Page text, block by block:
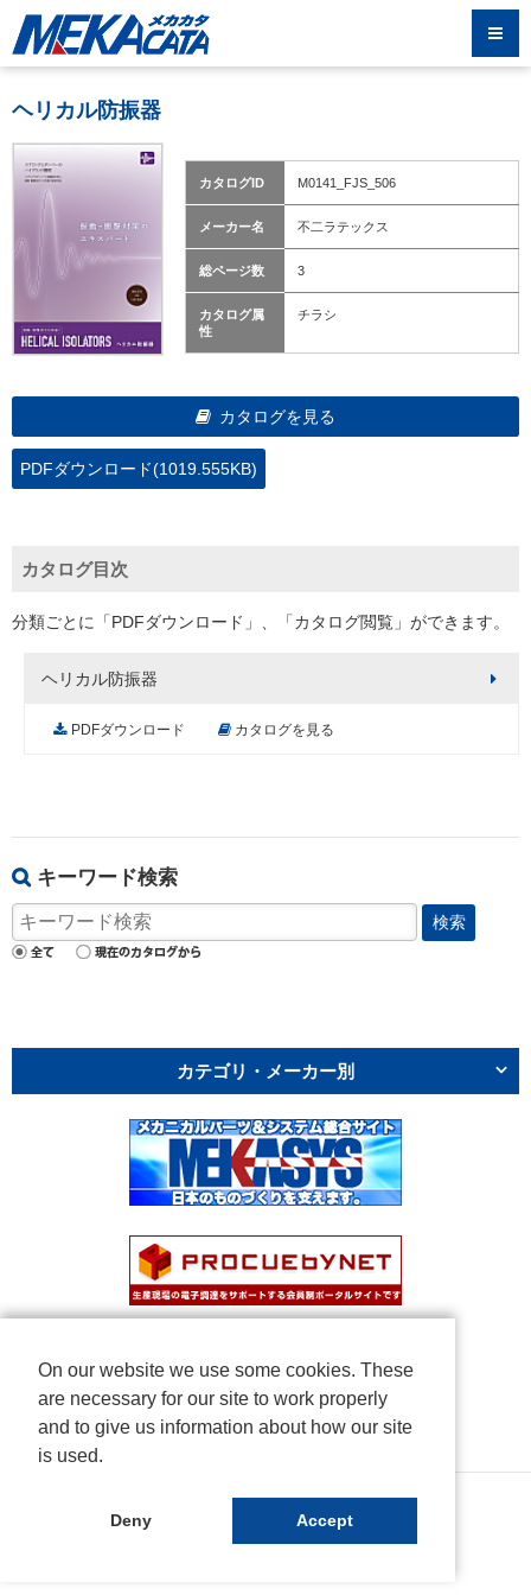
ヘリカル防振器
カタログID M0141_FJS_506
メーカー名 不二ラテックス
総ページ数 3
カタログ属
性
チラシ
カタログを見る
PDFダウンロード(1019.555KB)
カタログ目次
分類ごとに「PDFダウンロード」、「カタログ閲覧」ができます。
ヘリカル防振器
PDFダウンロード カタログを見る
キーワード検索
検索
カテゴリ・メーカー別
On our website we use some cookies. These
are necessary for our site to work properly
and to give us information about how our site
is used.
Deny Accept